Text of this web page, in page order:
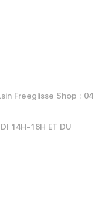
Freeglisse Shop : 04
14H-18H ET DU